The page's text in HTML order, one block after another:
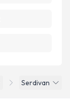
Serdivan